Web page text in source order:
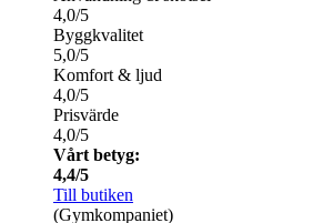
4,0/5
Byggkvalitet
5,0/5
Komfort & ljud
4,0/5
Prisvärde
4,0/5
Vårt betyg:
4,4/5
Till butiken
(Gymkompaniet)